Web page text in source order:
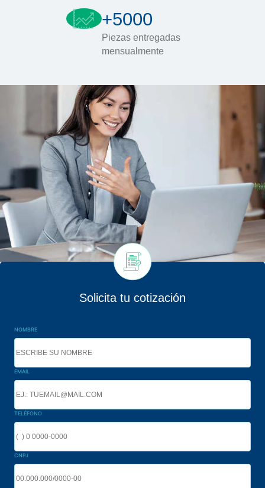
+5000
Piezas entregadas
mensualmente
Solicita tu cotización
NOMBRE
EMAIL
TELÉFONO
CNPJ